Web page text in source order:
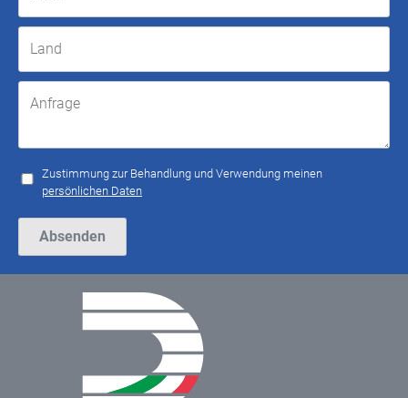
Zustimmung zur Behandlung und Verwendung meinen
persönlichen Daten
Bitte lasse dieses Feld leer.